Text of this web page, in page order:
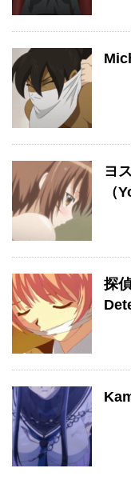
ヨ
（
探